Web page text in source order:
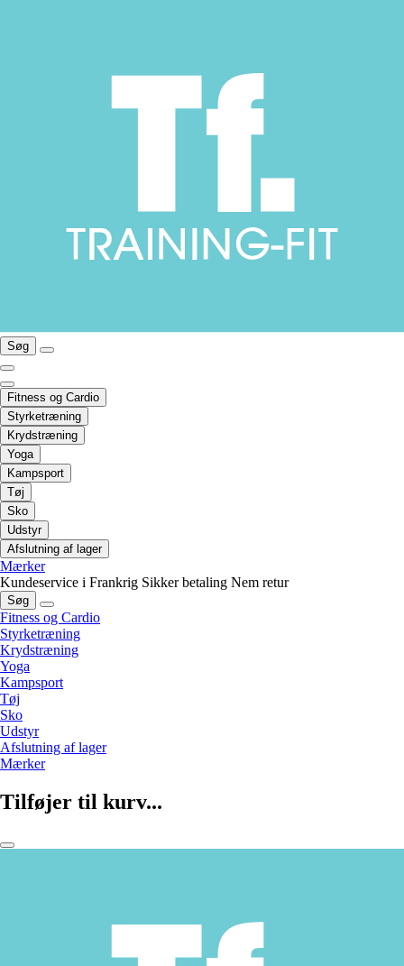
Søg
Fitness og Cardio
Styrketræning
Krydstræning
Yoga
Kampsport
Tøj
Sko
Udstyr
Afslutning af lager
Mærker
Kundeservice i Frankrig Sikker betaling Nem retur
Søg
Fitness og Cardio
Styrketræning
Krydstræning
Yoga
Kampsport
Tøj
Sko
Udstyr
Afslutning af lager
Mærker
Tilføjer til kurv...